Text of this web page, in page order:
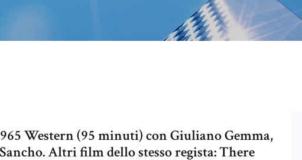
Western (95 minuti) con Giuliano Gemma,
Altri film dello stesso regista: There